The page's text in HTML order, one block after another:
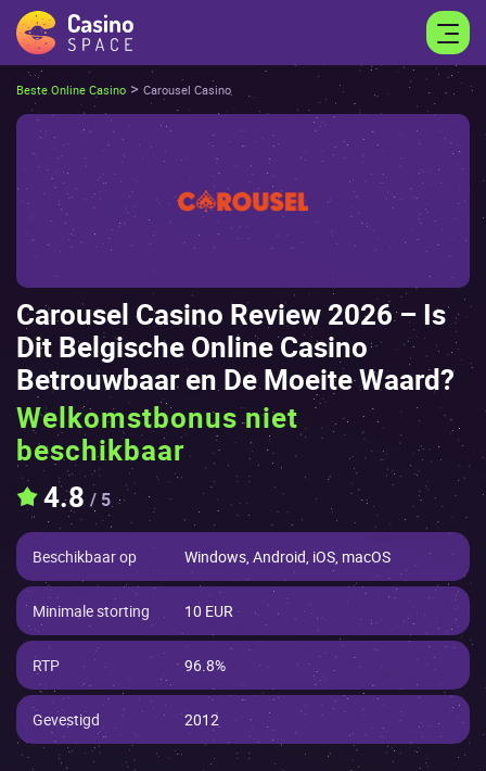
Beste Online Casino > Саrоusеl Саsinо
Саrоusеl Саsinо Rеviеw 2026 – Іs
Dit Bеlgisсhе Оnlinе Саsinо
Bеtrоuwbааr еn Dе Моеitе Wааrd?
Welkomstbonus niet
beschikbaar
4.8 / 5
Beschikbaar op Windows, Android, iOS, macOS
Minimale storting 10 EUR
RTP 96.8%
Gevestigd 2012